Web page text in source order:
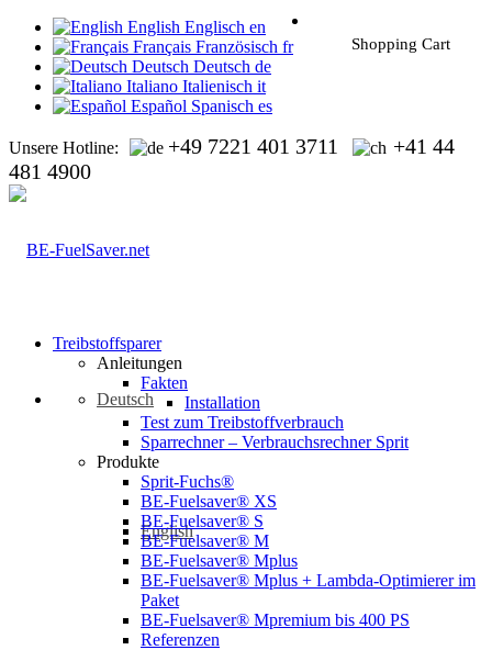
English Englisch en
Français Französisch fr
Deutsch Deutsch de
Italiano Italienisch it
Español Spanisch es
Unsere Hotline: +49 7221 401 3711
+41 44
481 4900
Deutsch
English
Shopping Cart
Treibstoffsparer
Anleitungen
Fakten
Installation
Test zum Treibstoffverbrauch
Sparrechner – Verbrauchsrechner Sprit
Produkte
Sprit-Fuchs®
BE-Fuelsaver® XS
BE-Fuelsaver® S
BE-Fuelsaver® M
BE-Fuelsaver® Mplus
BE-Fuelsaver® Mplus + Lambda-Optimierer im
Paket
BE-Fuelsaver® Mpremium bis 400 PS
Referenzen